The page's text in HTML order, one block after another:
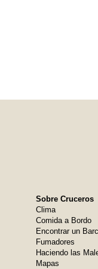
Sobre Cruceros
Clima
Comida a Bordo
Encontrar un
Fumadores
Haciendo las
Mapas